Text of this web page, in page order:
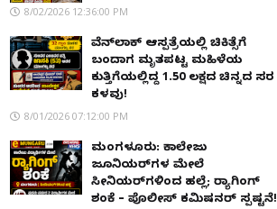
8/02/2026 12:36:00 PM
ವೆನ್‌ಲಾಕ್ ಆಸ್ಪತ್ರೆಯಲ್ಲಿ ಚಿಕಿತ್ಸೆಗೆ
ಬಂದಾಗ ಮೃತಪಟ್ಟ ಮಹಿಳೆಯ
ಕುತ್ತಿಗೆಯಲ್ಲಿದ್ದ ₹1.50 ಲಕ್ಷದ ಚಿನ್ನದ ಸರ
ಕಳವು!
8/01/2026 07:12:00 PM
ಮಂಗಳೂರು: ಕಾಲೇಜು
ಜೂನಿಯರ್‌ಗಳ ಮೇಲೆ
ಸೀನಿಯರ್‌ಗಳಿಂದ ಹಲ್ಲೆ; ರ‌್ಯಾಗಿಂಗ್
ಶಂಕೆ – ಪೊಲೀಸ್ ಕಮಿಷನರ್ ಸ್ಪಷ್ಟನೆ!